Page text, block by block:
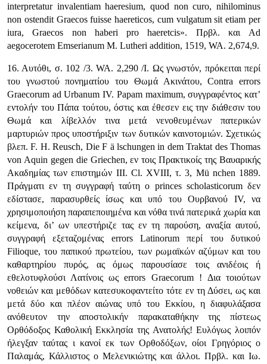
interpretatur invalentiam haeresium, quod non curo, nihilominus
non ostendit Graecos fuisse haereticos, cum vulgatum sit etiam per
iura, Graecos non haberi pro haeretcis». Πρβλ. και Ad
aegocerotem Emserianum M. Lutheri addition, 1519, WA. 2,674,9.
16. Αυτόθι, σ. 102 /3. WA. 2,290 /Ι. Ως γνωστόν, πρόκειται περί
του γνωστού πονηματίου του Θωμά Ακινάτου, Contra errors
Graecorum ad Urbanum IV. Papam maximum, συγγραφέντος κατ’
εντολήν του Πάπα τούτου, όστις και έθεσεν εις την διάθεσιν του
Θωμά και λίβελλόν τινα μετά νενοθευμένων πατερικών
μαρτυριών προς υποστήριξιν των δυτικών καινοτομιών. Σχετικώς
βλεπ. F. H. Reusch, Die F ä lschungen in dem Traktat des Thomas
von Aquin gegen die Griechen, εν τοις Πρακτικοίς της Βαυαρικής
Ακαδημίας των επιστημών III. Cl. XVIII, τ. 3, Μü nchen 1889.
Πράγματι εν τη συγγραφή ταύτη ο princes scholasticorum δεν
εδίστασε, παρασυρθείς ίσως και υπό του Ουρβανού IV, να
χρησιμοποιήση παραπεποιημένα και νόθα τινά πατερικά χωρία και
κείμενα, δι’ ων υπεστήριζε τας εν τη παρούση, αναξία αυτού,
συγγραφή εξεταζομένας errors Latinorum περί του δυτικού
Filioque, του παπικού πρωτείου, των ρωμαϊκών αζύμων και του
καθαρτηρίου πυρός, ας όμως παρουσίασε τοις ανιδέοις ή
εθελοτυφλούσι Λατίνοις ως errors Graecorum ! Δια τοιούτων
νοθειών και μεθόδων κατεσυκοφαντείτο τότε εν τη Δύσει, ως και
μετά δύο και πλέον αιώνας υπό του Εκκίου, η διαφυλάξασα
ανόθευτον την αποστολικήν παρακαταθήκην της πίστεως
Ορθόδοξος Καθολική Εκκλησία της Ανατολής! Ευλόγως λοιπόν
ήλεγξαν ταύτας ι κανοί εκ των Ορθοδόξων, οίοι Γρηγόριος ο
Παλαμάς, Κάλλιστος ο Μελενικιώτης και άλλοι. Πρβλ. και Ιω.